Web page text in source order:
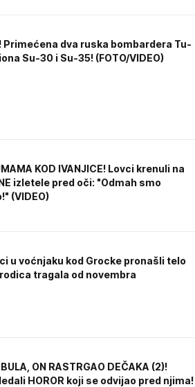
Primećena dva ruska bombardera Tu-
Su-30 i Su-35! (FOTO/VIDEO)
KOD IVANJICE! Lovci krenuli na
izletele pred oči: "Odmah smo
(VIDEO)
u voćnjaku kod Grocke pronašli telo
tragala od novembra
ON RASTRGAO DEČAKA (2)!
HOROR koji se odvijao pred njima!